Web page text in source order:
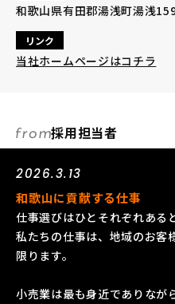
和歌山県有田郡湯浅町湯浅
リンク
当社ホームページはコチラ
採用担当者
2026.3.13
和歌山に貢献する仕事
仕事選びはひとそれぞれある
私たちの仕事は、地域のお客
限ります。
小売業は最も身近でありなが